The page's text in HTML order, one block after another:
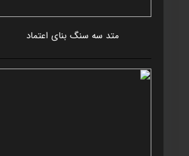
متد سه سنگ بنای اعتماد